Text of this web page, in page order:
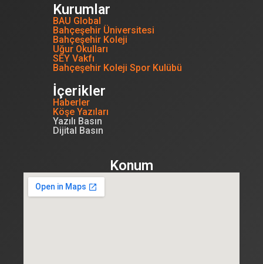
Kurumlar
BAU Global
Bahçeşehir Üniversitesi
Bahçeşehir Koleji
Uğur Okulları
SEY Vakfı
Bahçeşehir Koleji Spor Kulübü
İçerikler
Haberler
Köşe Yazıları
Yazılı Basın
Dijital Basın
Konum